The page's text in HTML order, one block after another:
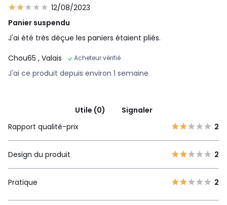
12/08/2023
Panier suspendu
J'ai été très déçue les paniers étaient pliés.
Chou65 , Valais Acheteur vérifié
J'ai ce produit depuis environ 1 semaine
Utile (0)
Signaler
Rapport qualité-prix
2
Design du produit 2
Pratique 2